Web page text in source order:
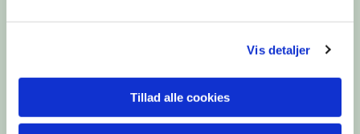
Vis detaljer
Tillad alle cookies